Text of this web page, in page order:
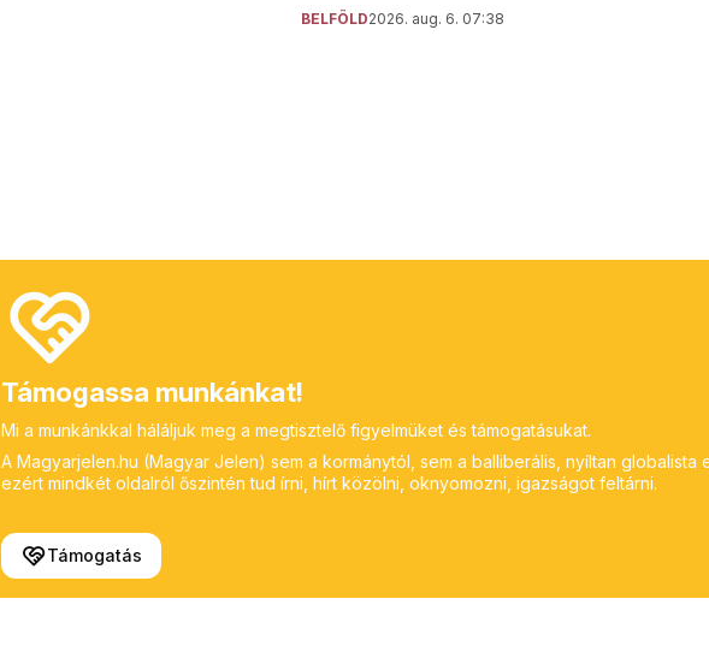
BELFÖLD2026. aug. 6. 07:38
Támogassa munkánkat!
Mi a munkánkkal háláljuk meg a megtisztelő figyelmüket és támogatásukat.
A Magyarjelen.hu (Magyar Jelen) sem a kormánytól, sem a balliberális, nyíltan globalista
ezért mindkét oldalról őszintén tud írni, hírt közölni, oknyomozni, igazságot feltárni.
Támogatás